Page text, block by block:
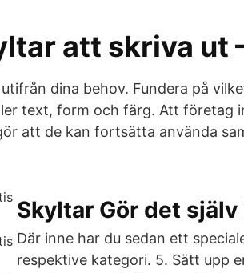
att skriva ut
dina behov. Fundera på
text, form och färg. Att företag
att de kan fortsätta använda
Skyltar Gör det själv
Där inne har du sedan ett
respektive kategori. 5. Sätt upp